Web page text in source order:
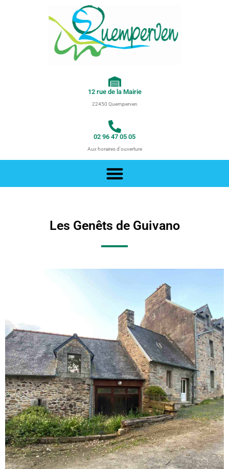
12 rue de la Mairie
22450 Quemperven
02 96 47 05 05
Aux horaires d'ouverture
Les Genêts de Guivano